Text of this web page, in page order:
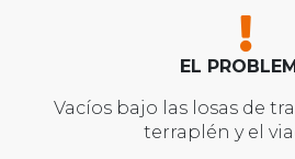
EL
Vacíos bajo las losas de
terraplén y el